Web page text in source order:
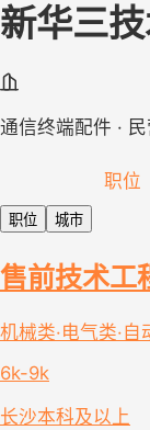
新华三
通信终端配件 ·
职位
职位 城市
售前技术工
机械类·电气类·自
6k-9k
长沙本科及以上